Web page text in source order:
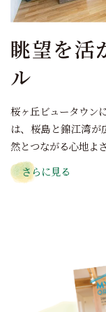
眺望を活
ル
桜ヶ丘ビュータウン
は、桜島と錦江湾が
然とつながる心地よ
さらに見る